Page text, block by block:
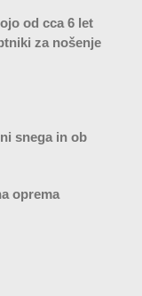
od cca 6 let
za nošenje
snega in ob
oprema